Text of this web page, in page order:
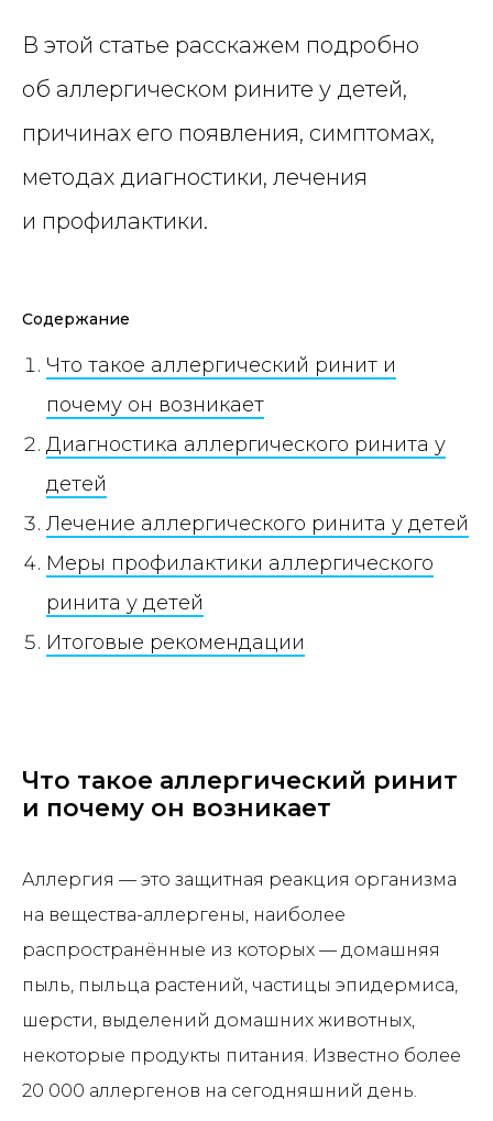
В этой статье расскажем подробно
об аллергическом рините у детей,
причинах его появления, симптомах,
методах диагностики, лечения
и профилактики.
Содержание
Что такое аллергический ринит и
почему он возникает
Диагностика аллергического ринита у
детей
Лечение аллергического ринита у детей
Меры профилактики аллергического
ринита у детей
Итоговые рекомендации
Что такое аллергический ринит
и почему он возникает
Аллергия — это защитная реакция организма
на вещества-аллергены, наиболее
распространённые из которых — домашняя
пыль, пыльца растений, частицы эпидермиса,
шерсти, выделений домашних животных,
некоторые продукты питания. Известно более
20 000 аллергенов на сегодняшний день.